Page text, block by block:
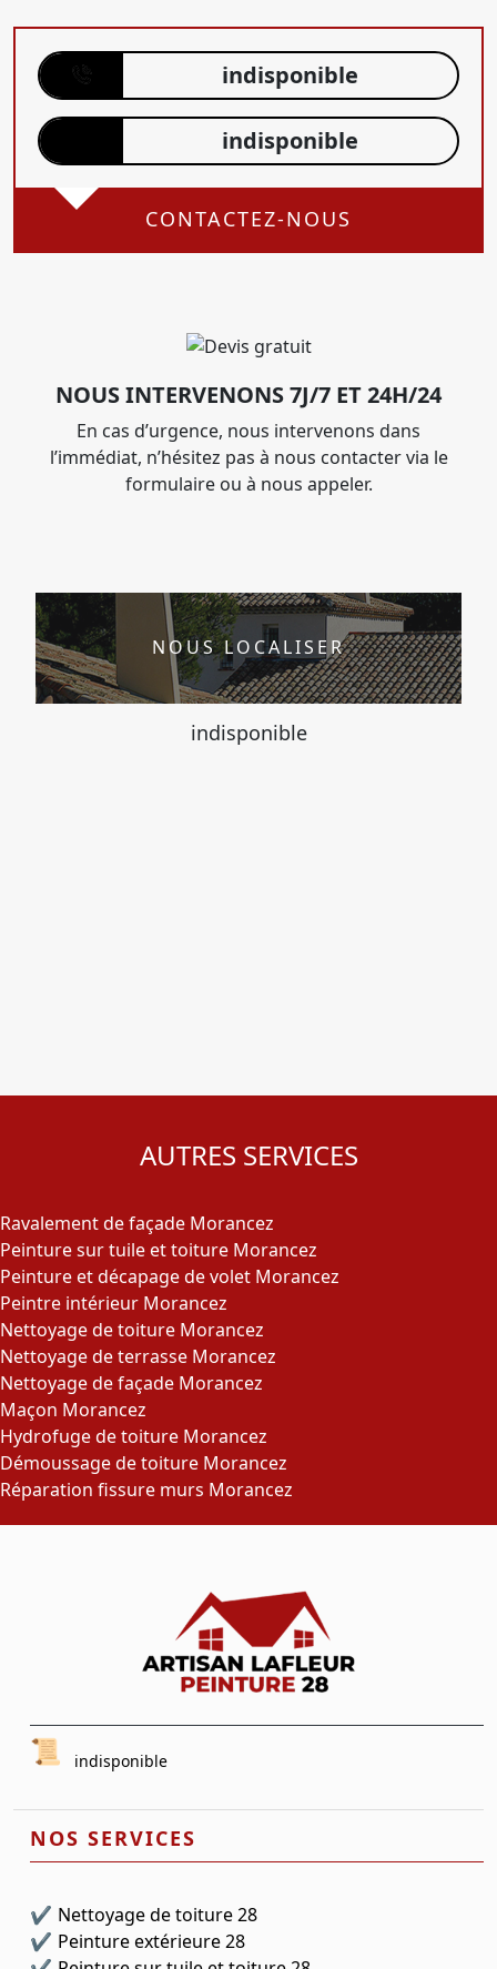
indisponible
indisponible
CONTACTEZ-NOUS
NOUS INTERVENONS 7J/7 ET 24H/24
En cas d’urgence, nous intervenons dans
l’immédiat, n’hésitez pas à nous contacter via le
formulaire ou à nous appeler.
NOUS LOCALISER
indisponible
AUTRES SERVICES
Ravalement de façade Morancez
Peinture sur tuile et toiture Morancez
Peinture et décapage de volet Morancez
Peintre intérieur Morancez
Nettoyage de toiture Morancez
Nettoyage de terrasse Morancez
Nettoyage de façade Morancez
Maçon Morancez
Hydrofuge de toiture Morancez
Démoussage de toiture Morancez
Réparation fissure murs Morancez
indisponible
NOS SERVICES
Nettoyage de toiture 28
Peinture extérieure 28